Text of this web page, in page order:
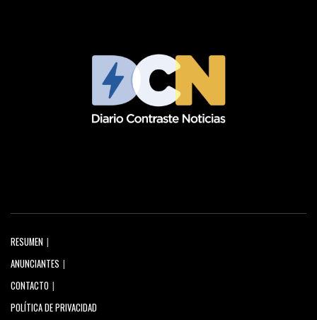
RESUMEN
ANUNCIANTES
CONTACTO
POLÍTICA DE PRIVACIDAD